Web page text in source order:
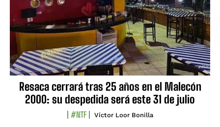
Resaca cerrará tras 25 años en el Malecón
2000: su despedida será este 31 de julio
#NTF Víctor Loor Bonilla